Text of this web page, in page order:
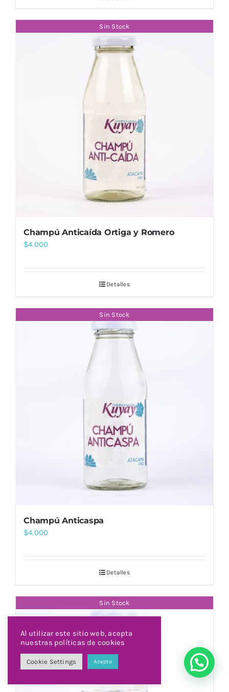
Sin Stock
Champú Anticaída Ortiga y Romero
$4.000
Detalles
Sin Stock
Champú Anticaspa
$4.000
Detalles
Sin Stock
Al utilizar este sitio web, acepta
nuestras políticas de cookies
Cookie Settings Acepto